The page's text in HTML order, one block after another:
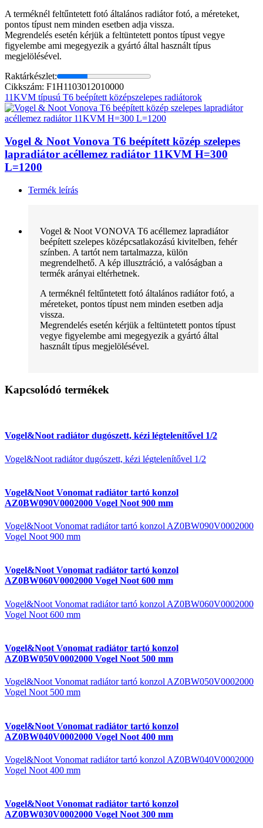
A terméknél feltűntetett fotó általános radiátor fotó, a méreteket,
pontos típust nem minden esetben adja vissza.
Megrendelés esetén kérjük a feltüntetett pontos típust vegye
figyelembe ami megegyezik a gyártó által használt típus
megjelölésével.
Raktárkészlet:
Cikkszám: F1H1103012010000
11KVM típusú T6 beépített középszelepes radiátorok
Vogel & Noot Vonova T6 beépített közép szelepes
lapradiátor acéllemez radiátor 11KVM H=300
L=1200
Termék leírás
Vogel & Noot VONOVA T6 acéllemez lapradiátor
beépített szelepes középcsatlakozású kivitelben, fehér
színben. A tartót nem tartalmazza, külön
megrendelhető. A kép illusztráció, a valóságban a
termék arányai eltérhetnek.
A terméknél feltűntetett fotó általános radiátor fotó, a
méreteket, pontos típust nem minden esetben adja
vissza.
Megrendelés esetén kérjük a feltüntetett pontos típust
vegye figyelembe ami megegyezik a gyártó által
használt típus megjelölésével.
Kapcsolódó termékek
Vogel&Noot radiátor dugószett, kézi légtelenítővel 1/2
Vogel&Noot radiátor dugószett, kézi légtelenítővel 1/2
Vogel&Noot Vonomat radiátor tartó konzol
AZ0BW090V0002000 Vogel Noot 900 mm
Vogel&Noot Vonomat radiátor tartó konzol AZ0BW090V0002000
Vogel Noot 900 mm
Vogel&Noot Vonomat radiátor tartó konzol
AZ0BW060V0002000 Vogel Noot 600 mm
Vogel&Noot Vonomat radiátor tartó konzol AZ0BW060V0002000
Vogel Noot 600 mm
Vogel&Noot Vonomat radiátor tartó konzol
AZ0BW050V0002000 Vogel Noot 500 mm
Vogel&Noot Vonomat radiátor tartó konzol AZ0BW050V0002000
Vogel Noot 500 mm
Vogel&Noot Vonomat radiátor tartó konzol
AZ0BW040V0002000 Vogel Noot 400 mm
Vogel&Noot Vonomat radiátor tartó konzol AZ0BW040V0002000
Vogel Noot 400 mm
Vogel&Noot Vonomat radiátor tartó konzol
AZ0BW030V0002000 Vogel Noot 300 mm